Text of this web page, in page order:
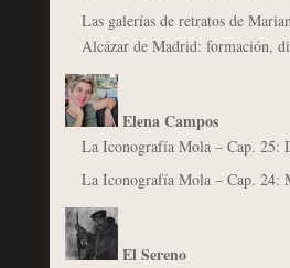
Las galerías de retratos de
Alcázar de Madrid: formación,
Elena Campos
La Iconografía Mola – Cap. 25:
La Iconografía Mola – Cap. 24:
El Sereno